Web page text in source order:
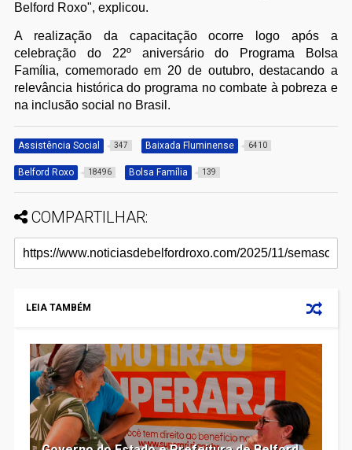
Belford Roxo", explicou.
A realização da capacitação ocorre logo após a
celebração do 22º aniversário do Programa Bolsa
Família, comemorado em 20 de outubro, destacando a
relevância histórica do programa no combate à pobreza e
na inclusão social no Brasil.
Assistência Social 347 Baixada Fluminense 6410
Belford Roxo 18496 Bolsa Família 139
COMPARTILHAR:
LEIA TAMBÉM